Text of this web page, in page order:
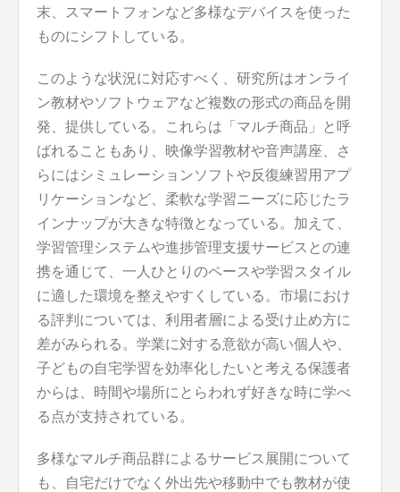
末、スマートフォンなど多様なデバイスを使った
ものにシフトしている。
このような状況に対応すべく、研究所はオンライ
ン教材やソフトウェアなど複数の形式の商品を開
発、提供している。これらは「マルチ商品」と呼
ばれることもあり、映像学習教材や音声講座、さ
らにはシミュレーションソフトや反復練習用アプ
リケーションなど、柔軟な学習ニーズに応じたラ
インナップが大きな特徴となっている。加えて、
学習管理システムや進捗管理支援サービスとの連
携を通じて、一人ひとりのペースや学習スタイル
に適した環境を整えやすくしている。市場におけ
る評判については、利用者層による受け止め方に
差がみられる。学業に対する意欲が高い個人や、
子どもの自宅学習を効率化したいと考える保護者
からは、時間や場所にとらわれず好きな時に学べ
る点が支持されている。
多様なマルチ商品群によるサービス展開について
も、自宅だけでなく外出先や移動中でも教材が使